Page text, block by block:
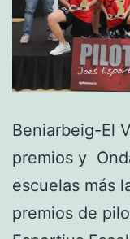
Beniarbeig-El
premios y
escuelas más
premios de